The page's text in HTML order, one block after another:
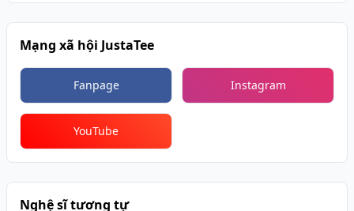
Mạng xã hội JustaTee
Fanpage Instagram
YouTube
Nghệ sĩ tương tự